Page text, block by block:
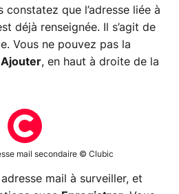
constatez que l’adresse liée à
déjà renseignée. Il s’agit de
Vous ne pouvez pas la
Ajouter, en haut à droite de la
mail secondaire © Clubic
mail à surveiller, et